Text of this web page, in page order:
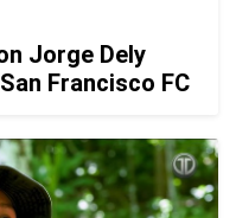
Jorge Dely
Francisco FC